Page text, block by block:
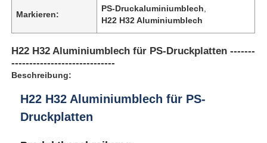
Markieren:
PS-Druckaluminiumblech
H22 H32 Aluminiumblech
H22 H32 Aluminiumblech für PS-Druckplatten -------
-----------------------------
Beschreibung:
H22 H32 Aluminiumblech für PS-
Druckplatten